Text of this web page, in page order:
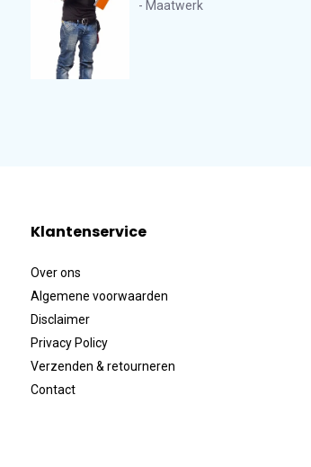
- Maatwerk
Klantenservice
Over ons
Algemene voorwaarden
Disclaimer
Privacy Policy
Verzenden & retourneren
Contact